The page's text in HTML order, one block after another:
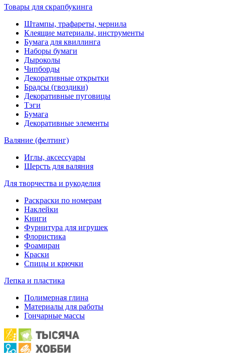
Товары для скрапбукинга
Штампы, трафареты, чернила
Клеящие материалы, инструменты
Бумага для квиллинга
Наборы бумаги
Дыроколы
Чипборды
Декоративные открытки
Брадсы (гвоздики)
Декоративные пуговицы
Тэги
Бумага
Декоративные элементы
Валяние (фелтинг)
Иглы, аксессуары
Шерсть для валяния
Для творчества и рукоделия
Раскраски по номерам
Наклейки
Книги
Фурнитура для игрушек
Флористика
Фоамиран
Краски
Спицы и крючки
Лепка и пластика
Полимерная глина
Материалы для работы
Гончарные массы